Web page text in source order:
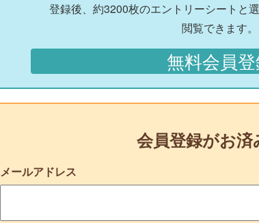
登録後、約3200枚のエントリーシートと
閲覧できます。
無料会員
会員登録がお済
メールアドレス